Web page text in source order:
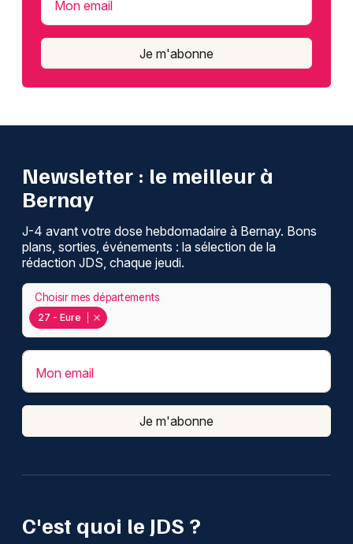
Mon email
Je m'abonne
C'est quoi le JDS ?
Newsletter : le meilleur à
Bernay
J-4 avant votre dose hebdomadaire à Bernay. Bons
plans, sorties, événements : la sélection de la
rédaction JDS, chaque jeudi.
27 - Eure
Choisir mes départements
Mon email
Je m'abonne